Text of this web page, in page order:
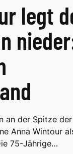
legt
an der Spitze
Anna Wintour
75-Jährige…